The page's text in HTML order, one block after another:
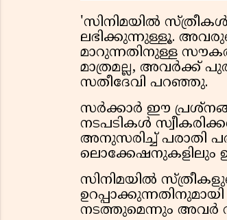
'സിനിമയില്‍
ലഭിക്കുന്നുള്ളൂ.
മാറുന്നതിനുള്ള
മാത്രമല്ല, അവര്‍ക്ക്
സതീദേവി പറഞ്ഞു.
സര്‍ക്കാര്‍ ഈ
നടപടികള്‍
അനുസരിച്ച് പരാതി
ലൊക്കേഷനുകളിലും
സിനിമയില്‍
നടത്തുമെന്നും അവര്‍